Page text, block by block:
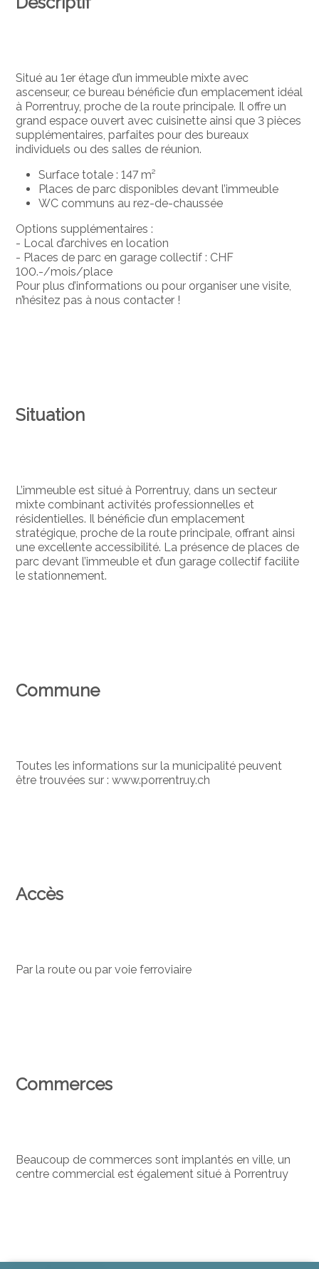
Situé au 1er étage d’un immeuble mixte avec
ascenseur, ce bureau bénéficie d’un emplacement idéal
à Porrentruy, proche de la route principale. Il offre un
grand espace ouvert avec cuisinette ainsi que 3 pièces
supplémentaires, parfaites pour des bureaux
individuels ou des salles de réunion.
Surface totale : 147 m²
Places de parc disponibles devant l’immeuble
WC communs au rez-de-chaussée
Options supplémentaires :
- Local d’archives en location
- Places de parc en garage collectif : CHF
100.-/mois/place
Pour plus d’informations ou pour organiser une visite,
n’hésitez pas à nous contacter !
Situation
L’immeuble est situé à Porrentruy, dans un secteur
mixte combinant activités professionnelles et
résidentielles. Il bénéficie d’un emplacement
stratégique, proche de la route principale, offrant ainsi
une excellente accessibilité. La présence de places de
parc devant l’immeuble et d’un garage collectif facilite
le stationnement.
Commune
Toutes les informations sur la municipalité peuvent
être trouvées sur : www.porrentruy.ch
Accès
Par la route ou par voie ferroviaire
Commerces
Beaucoup de commerces sont implantés en ville, un
centre commercial est également situé à Porrentruy